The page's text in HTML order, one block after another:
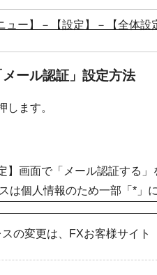
ュー】－【設定】－【全体
ール認証」設定方法
します。
】画面で「メール認証する
は個人情報のため一部「*」
の変更は、FXお客様サイ